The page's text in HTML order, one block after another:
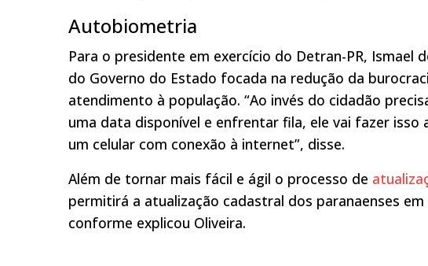
Autobiometria
Para o presidente em exercício do Detran-PR, Ismael
do Governo do Estado focada na redução da
atendimento à população. “Ao invés do cidadão
uma data disponível e enfrentar fila, ele vai fazer
um celular com conexão à internet”, disse.
Além de tornar mais fácil e ágil o processo de
permitirá a atualização cadastral dos paranaenses
conforme explicou Oliveira.